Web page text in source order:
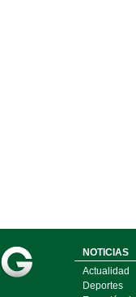
NOTICIAS
Actualidad
Deportes